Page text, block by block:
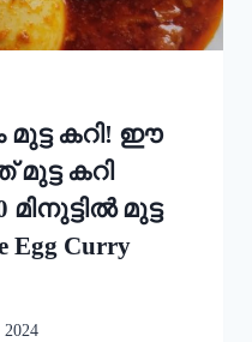
മുട്ട കറി! ഈ
കറി
മുട്ട
Egg Curry
2024